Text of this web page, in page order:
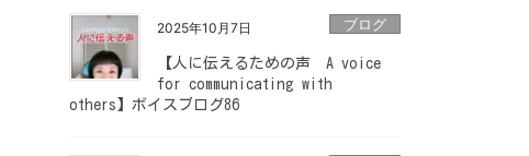
2025年10月7日 ブログ
【人に伝えるための声 A voice
for communicating with
others】ボイスブログ86